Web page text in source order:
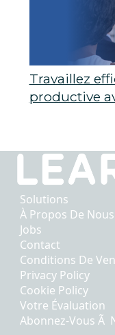
Travaillez
productive
Solutions
À Propos De Nous
Jobs
Contact
Conditions De
Privacy Policy
Cookie Policy
Votre Évaluation
Abonnez-Vous Ã